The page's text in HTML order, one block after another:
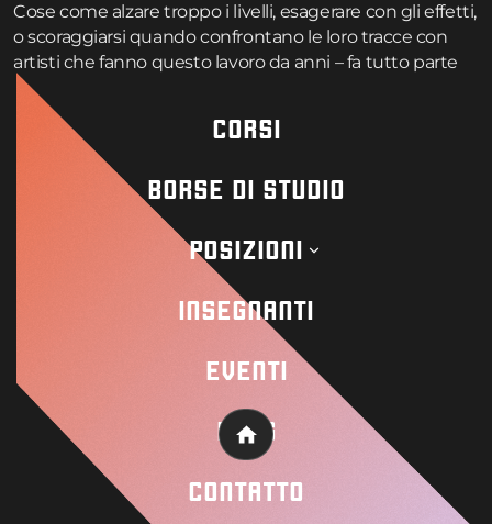
CORSI
BORSE DI STUDIO
POSIZIONI
INSEGNANTI
EVENTI
BLOG
CONTATTO
Home
Cose come alzare troppo i livelli, esagerare con gli effetti,
o scoraggiarsi quando confrontano le loro tracce con
artisti che fanno questo lavoro da anni – fa tutto parte
del processo di apprendimento. Questi intoppi
possono essere fastidiosi, ma sono solo parte
dell’imparare il mestiere. Capire cosa va storto e come
evitare questi problemi aiuta i produttori a migliorare
più velocemente e a creare musica decente fin
Come iniziare:
perché i produttori
principianti hanno
difficoltà?
Buttarsi nella produzione musicale è come bere da un
idrante antincendio perché c’è semplicemente troppa